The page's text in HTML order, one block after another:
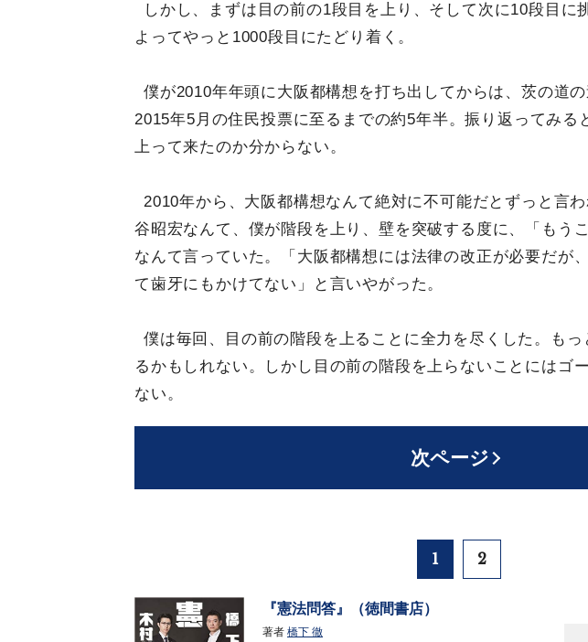
しかし、まずは目の前の1段目を上り、そして次に10段目に
よってやっと1000段目にたどり着く。
僕が2010年年頭に大阪都構想を打ち出してからは、茨の道
2015年5月の住民投票に至るまでの約5年半。振り返ってみる
上って来たのか分からない。
2010年から、大阪都構想なんて絶対に不可能だとずっと言
谷昭宏なんて、僕が階段を上り、壁を突破する度に、「もう
なんて言っていた。「大阪都構想には法律の改正が必要だが
て歯牙にもかけてない」と言いやがった。
僕は毎回、目の前の階段を上ることに全力を尽くした。もっ
るかもしれない。しかし目の前の階段を上らないことにはゴ
ない。
次ページ
1 2
『憲法問答』（徳間書店）
著者 橋下 徹